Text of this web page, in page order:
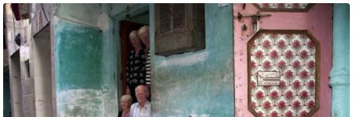
ज्यो
ति
ष
प्र
भु